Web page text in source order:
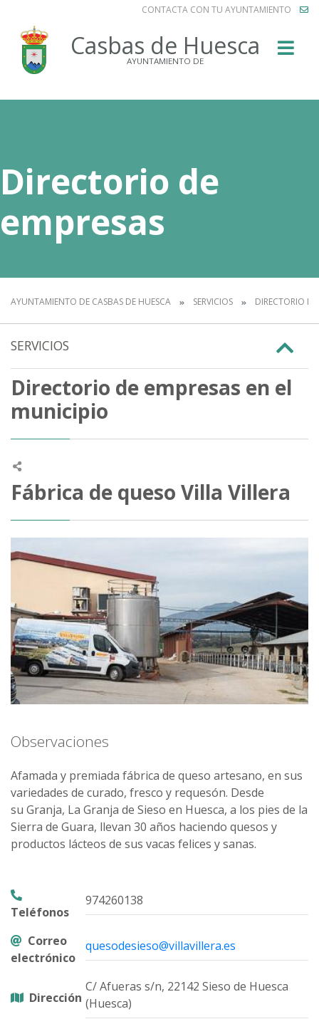
CONTACTA CON TU AYUNTAMIENTO
Casbas de Huesca
AYUNTAMIENTO DE
Directorio de
empresas
AYUNTAMIENTO DE CASBAS DE HUESCA SERVICIOS DIRECTORIO DE
SERVICIOS
Directorio de empresas en el
municipio
Fábrica de queso Villa Villera
Observaciones
Afamada y premiada fábrica de queso artesano, en sus
variedades de curado, fresco y requesón. Desde
su Granja, La Granja de Sieso en Huesca, a los pies de la
Sierra de Guara, llevan 30 años haciendo quesos y
productos lácteos de sus vacas felices y sanas.
Teléfonos
974260138
Correo
electrónico
quesodesieso@villavillera.es
Dirección
C/ Afueras s/n, 22142 Sieso de Huesca
(Huesca)